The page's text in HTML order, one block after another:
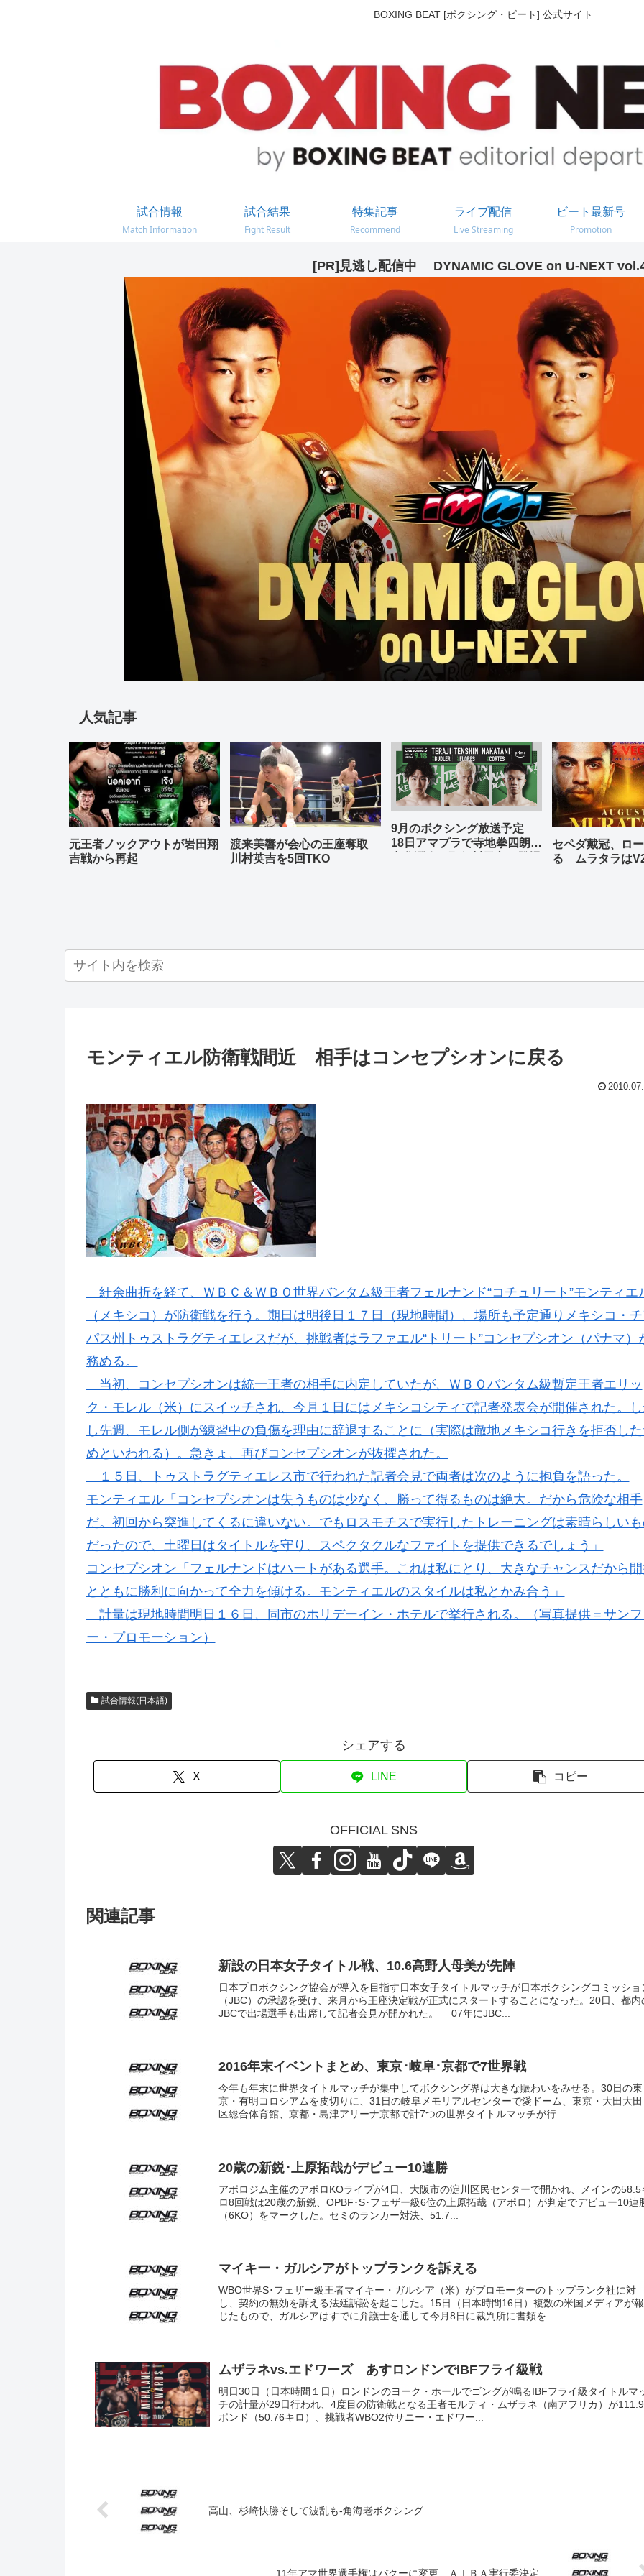
BOXING BEAT [ボクシング・ビート] 公式サイト
試合情報
Match Information
試合結果
Fight Result
特集記事
Recommend
ライブ配信
Live Streaming
ビート最新号
Promotion
[PR]見逃し配信中 DYNAMIC GLOVE on U-NEXT
人気記事
元王者ノックアウトが岩田翔
吉戦から再起
渡来美響が会心の王座奪取
川村英吉を5回TKO
9月のボクシング放送予定
18日アマプラで寺地拳四朗、
セペダ戴冠、ロ
る ムラタラは
モンティエル防衛戦間近 相手はコンセプシオンに戻る
紆余曲折を経て、ＷＢＣ＆ＷＢＯ世界バンタム級王者フェルナンド“コチュリート”モンティエ
（メキシコ）が防衛戦を行う。期日は明後日１７日（現地時間）、場所も予定通りメキシコ・
パス州トゥストラグティエレスだが、挑戦者はラファエル“トリート”コンセプシオン（パナマ）
務める。
当初、コンセプシオンは統一王者の相手に内定していたが、ＷＢＯバンタム級暫定王者エリッ
ク・モレル（米）にスイッチされ、今月１日にはメキシコシティで記者発表会が開催された。
し先週、モレル側が練習中の負傷を理由に辞退することに（実際は敵地メキシコ行きを拒否し
めといわれる）。急きょ、再びコンセプシオンが抜擢された。
１５日、トゥストラグティエレス市で行われた記者会見で両者は次のように抱負を語った。
モンティエル「コンセプシオンは失うものは少なく、勝って得るものは絶大。だから危険な相手
だ。初回から突進してくるに違いない。でもロスモチスで実行したトレーニングは素晴らしい
だったので、土曜日はタイトルを守り、スペクタクルなファイトを提供できるでしょう」
コンセプシオン「フェルナンドはハートがある選手。これは私にとり、大きなチャンスだから
とともに勝利に向かって全力を傾ける。モンティエルのスタイルは私とかみ合う」
計量は現地時間明日１６日、同市のホリデーイン・ホテルで挙行される。（写真提供＝サン
ー・プロモーション）
試合情報(日本語)
シェアする
X LINE コピー
OFFICIAL SNS
関連記事
新設の日本女子タイトル戦、10.6高野人母美が先陣
日本プロボクシング協会が導入を目指す日本女子タイトルマッチが日本ボクシングコミッショ
（JBC）の承認を受け、来月から王座決定戦が正式にスタートすることになった。20日、都内
JBCで出場選手も出席して記者会見が開かれた。 07年にJBC...
2016年末イベントまとめ、東京･岐阜･京都で7世界戦
今年も年末に世界タイトルマッチが集中してボクシング界は大きな賑わいをみせる。30日の東
京・有明コロシアムを皮切りに、31日の岐阜メモリアルセンターで愛ドーム、東京・大田大田
区総合体育館、京都・島津アリーナ京都で計7つの世界タイトルマッチが行...
20歳の新鋭･上原拓哉がデビュー10連勝
アポロジム主催のアポロKOライブが4日、大阪市の淀川区民センターで開かれ、メインの58.5
ロ8回戦は20歳の新鋭、OPBF･S･フェザー級6位の上原拓哉（アポロ）が判定でデビュー10連
（6KO）をマークした。セミのランカー対決、51.7...
マイキー・ガルシアがトップランクを訴える
WBO世界S･フェザー級王者マイキー・ガルシア（米）がプロモーターのトップランク社に対
し、契約の無効を訴える法廷訴訟を起こした。15日（日本時間16日）複数の米国メディアが報
じたもので、ガルシアはすでに弁護士を通して今月8日に裁判所に書類を...
ムザラネvs.エドワーズ あすロンドンでIBFフライ級戦
明日30日（日本時間１日）ロンドンのヨーク・ホールでゴングが鳴るIBFフライ級タイトルマ
チの計量が29日行われ、4度目の防衛戦となる王者モルティ・ムザラネ（南アフリカ）が111.9
ポンド（50.76キロ）、挑戦者WBO2位サニー・エドワー...
高山、杉崎快勝そして波乱も-角海老ボクシング
11年アマ世界選手権はバクーに変更 ＡＩＢＡ実行委決定